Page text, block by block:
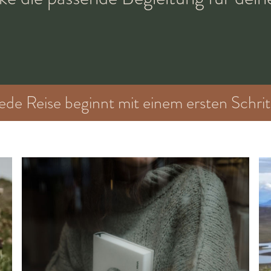
Reise beginnt mit einem ersten